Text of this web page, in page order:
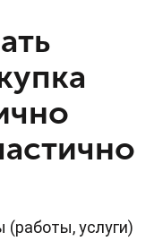
(работы, услуги)